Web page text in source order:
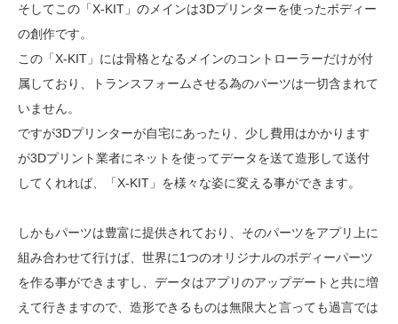
そしてこの「X-KIT」のメインは3Dプリンターを使ったボディー
の創作です。
この「X-KIT」には骨格となるメインのコントローラーだけが付
属しており、トランスフォームさせる為のパーツは一切含まれて
いません。
ですが3Dプリンターが自宅にあったり、少し費用はかかります
が3Dプリント業者にネットを使ってデータを送て造形して送付
してくれれば、「X-KIT」を様々な姿に変える事ができます。
しかもパーツは豊富に提供されており、そのパーツをアプリ上に
組み合わせて行けば、世界に1つのオリジナルのボディーパーツ
を作る事ができますし、データはアプリのアップデートと共に増
えて行きますので、造形できるものは無限大と言っても過言では